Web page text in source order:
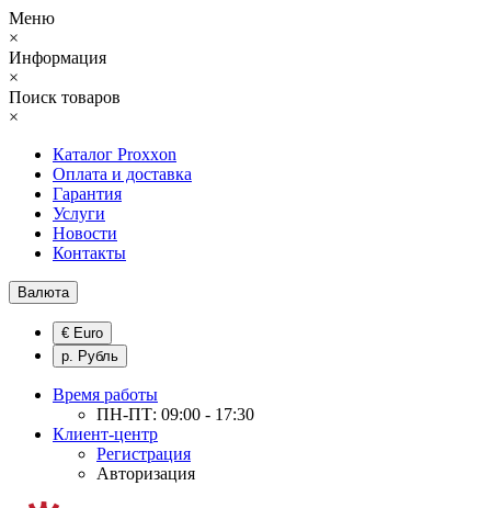
Меню
×
Информация
×
Поиск товаров
×
Каталог Proxxon
Оплата и доставка
Гарантия
Услуги
Новости
Контакты
Валюта
€ Euro
р. Рубль
Время работы
ПН-ПТ: 09:00 - 17:30
Клиент-центр
Регистрация
Авторизация